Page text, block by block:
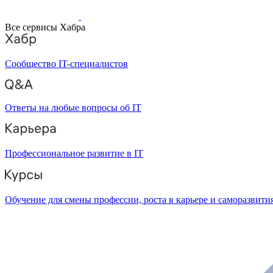
Все сервисы Хабра
Сообщество IT-специалистов
Ответы на любые вопросы об IT
Профессиональное развитие в IT
Обучение для смены профессии, роста в карьере и